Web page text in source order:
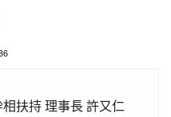
扶持 理事長 許又仁